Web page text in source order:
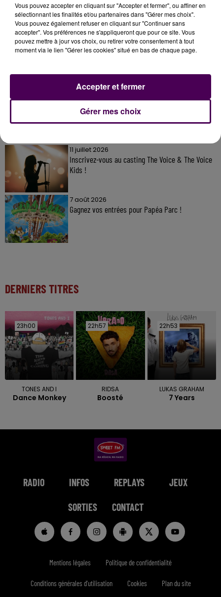
À LA UNE
7 août 2026
Gagnez vos pass pour le V and B Fest' 2026 !
11 juillet 2026
Inscrivez-vous au casting The Voice & The Voice
Kids !
7 août 2026
Gagnez vos entrées pour Papéa Parc !
DERNIERS TITRES
23h00
23h00
TONES AND I
Dance Monkey
22h57
22h57
RIDSA
Boosté
22h53
22h53
LUKAS GRAHAM
7 Years
RADIO INFOS REPLAYS JEUX
SORTIES CONTACT
Mentions légales Politique de confidentialité
Conditions générales d'utilisation Cookies Plan du site
Vous pouvez accepter en cliquant sur "Accepter et fermer", ou affiner en
sélectionnant les finalités et/ou partenaires dans "Gérer mes choix".
Vous pouvez également refuser en cliquant sur "Continuer sans
accepter". Vos préférences ne s'appliqueront que pour ce site. Vous
pouvez mettre à jour vos choix, ou retirer votre consentement à tout
moment via le lien "Gérer les cookies" situé en bas de chaque page.
Gérer mes choix
Accepter et fermer